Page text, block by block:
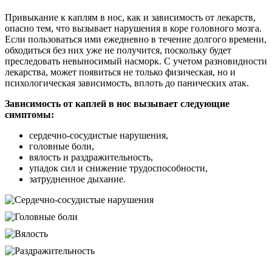
Привыкание к каплям в нос, как и зависимость от лекарств,
опасно тем, что вызывает нарушения в коре головного мозга.
Если пользоваться ими ежедневно в течение долгого времени,
обходиться без них уже не получится, поскольку будет
преследовать невыносимый насморк. С учетом разновидности
лекарства, может появиться не только физическая, но и
психологическая зависимость, вплоть до панических атак.
Зависимость от каплей в нос вызывает следующие
симптомы:
сердечно-сосудистые нарушения,
головные боли,
вялость и раздражительность,
упадок сил и снижение трудоспособности,
затрудненное дыхание.